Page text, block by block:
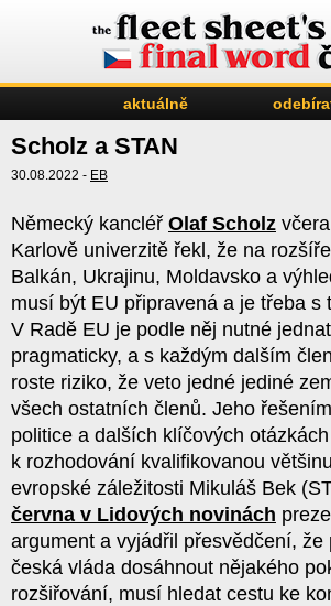
aktuálně
Scholz a STAN
30.08.2022 - EB
Německý kancléř Olaf Scholz
Karlově univerzitě řekl, že na
Balkán, Ukrajinu, Moldavsko a
musí být EU připravená a je třeba s
V Radě EU je podle něj nutné
pragmaticky, a s každým dalším
roste riziko, že veto jedné jediné
všech ostatních členů. Jeho
politice a dalších klíčových
k rozhodování kvalifikovanou
evropské záležitosti Mikuláš Bek
června v Lidových novinách
argument a vyjádřil přesvědčení, že
česká vláda dosáhnout nějakého
rozšiřování, musí hledat cestu ke